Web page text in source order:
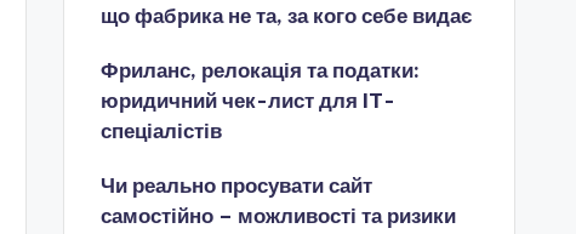
що фабрика не та, за кого себе видає
Фриланс, релокація та податки:
юридичний чек-лист для IT-
спеціалістів
Чи реально просувати сайт
самостійно – можливості та ризики